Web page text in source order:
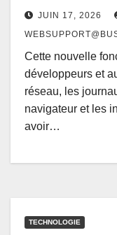
JUIN 17, 2026
Cette nouvelle
développeurs et
réseau, les
navigateur et les
avoir…
TECHNOLOGIE